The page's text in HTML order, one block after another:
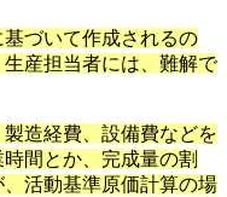
づいて作成されるの
産担当者には、難解で
造経費、設備費などを
間とか、完成量の割
活動基準原価計算の場